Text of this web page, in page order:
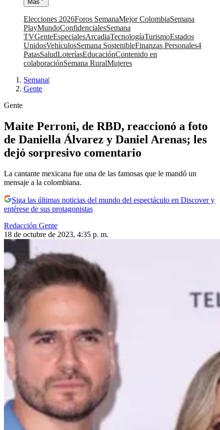
Más
Elecciones 2026Foros SemanaMejor ColombiaSemana
PlayMundoConfidencialesSemana
TVGenteEspecialesArcadiaTecnologíaTurismoEstados
UnidosVehículosSemana SostenibleFinanzas Personales4
PatasSaludLoteríasEducaciónContenido en
colaboraciónSemana RuralMujeres
Semana|
Gente
Gente
Maite Perroni, de RBD, reaccionó a foto
de Daniella Álvarez y Daniel Arenas; les
dejó sorpresivo comentario
La cantante mexicana fue una de las famosas que le mandó un
mensaje a la colombiana.
Siga las últimas noticias del mundo del espectáculo en Discover y
entérese de sus protagonistas
Redacción Gente
18 de octubre de 2023, 4:35 p. m.